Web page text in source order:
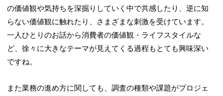
の価値観や気持ちを深掘りしていく中で共感したり、逆に知
らない価値観に触れたり、さまざまな刺激を受けています。
一人ひとりのお話から消費者の価値観・ライフスタイルな
ど、徐々に大きなテーマが見えてくる過程もとても興味深い
ですね。
また業務の進め方に関しても、調査の種類や課題がプロジェ